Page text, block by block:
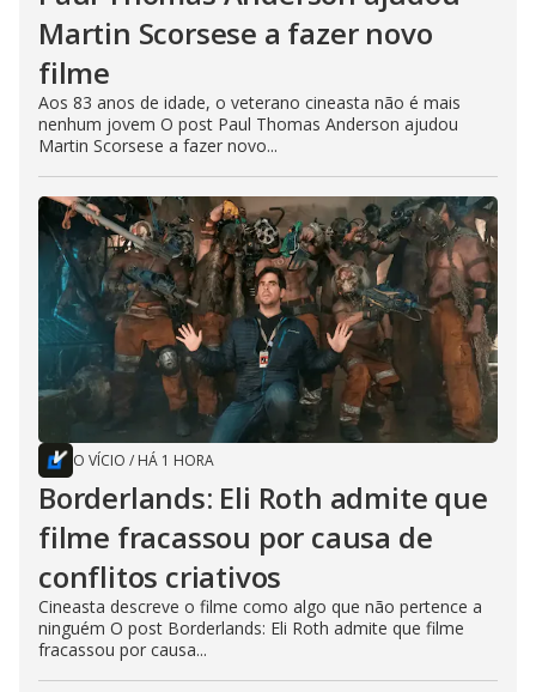
Martin Scorsese a fazer novo
filme
Aos 83 anos de idade, o veterano cineasta não é mais
nenhum jovem O post Paul Thomas Anderson ajudou
Martin Scorsese a fazer novo...
O VÍCIO / HÁ 1 HORA
Borderlands: Eli Roth admite que
filme fracassou por causa de
conflitos criativos
Cineasta descreve o filme como algo que não pertence a
ninguém O post Borderlands: Eli Roth admite que filme
fracassou por causa...